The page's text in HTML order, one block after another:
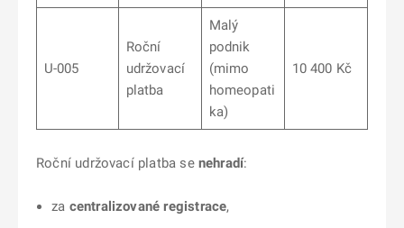
U-005
Roční
udržovací
platba
Malý
podnik
(mimo
homeopati
ka)
10 400 Kč
Roční udržovací platba se nehradí:
za centralizované registrace,